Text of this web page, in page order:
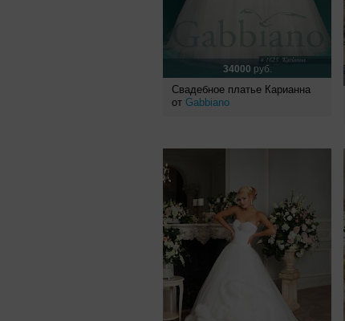
34000 руб.
Свадебное платье Карианна
от Gabbiano